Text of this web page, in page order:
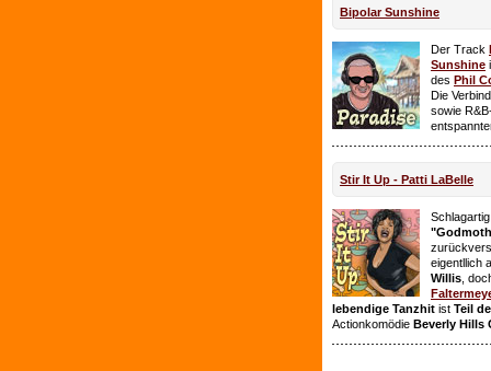
Bipolar Sunshine
Der Track
Sunshine
des Phil
Die
sowie
Stir It Up - Patti LaBelle
eigentllich
Willis ,
lebendige Tanzhit ist Teil
Actionkomödie Beverly Hills